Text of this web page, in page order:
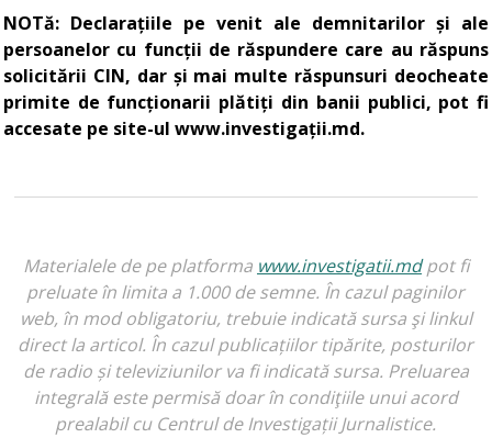
NOTă: Declarațiile pe venit ale demnitarilor și ale
persoanelor cu funcții de răspundere care au răspuns
solicitării CIN, dar și mai multe răspunsuri deocheate
primite de funcționarii plătiți din banii publici, pot fi
accesate pe site-ul www.investigații.md.
Materialele de pe platforma www.investigatii.mdpot fi
preluate în limita a 1.000 de semne. În cazul paginilor
web, în mod obligatoriu, trebuie indicată sursa şi linkul
direct la articol. În cazul publicațiilor tipărite, posturilor
de radio și televiziunilor va fi indicată sursa. Preluarea
integrală este permisă doar în condiţiile unui acord
prealabil cu Centrul de Investigații Jurnalistice.